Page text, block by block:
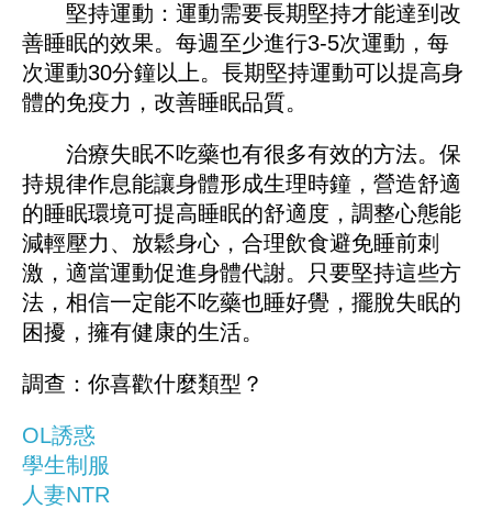
堅持運動：運動需要長期堅持才能達到改
善睡眠的效果。每週至少進行3-5次運動，每
次運動30分鐘以上。長期堅持運動可以提高身
體的免疫力，改善睡眠品質。
治療失眠不吃藥也有很多有效的方法。保
持規律作息能讓身體形成生理時鐘，營造舒適
的睡眠環境可提高睡眠的舒適度，調整心態能
減輕壓力、放鬆身心，合理飲食避免睡前刺
激，適當運動促進身體代謝。只要堅持這些方
法，相信一定能不吃藥也睡好覺，擺脫失眠的
困擾，擁有健康的生活。
調查：你喜歡什麼類型？
OL誘惑
學生制服
人妻NTR